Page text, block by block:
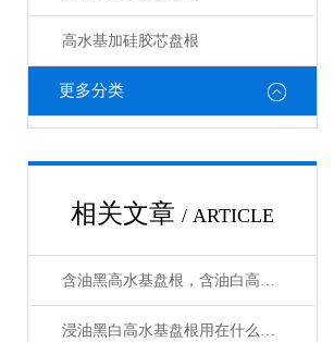
高水基加硅胶芯盘根
更多分类
相关文章 / ARTICLE
含油黑高水基盘根，含油白高水基盘根用在什么地方好
浸油黑白高水基盘根用在什么机械上好